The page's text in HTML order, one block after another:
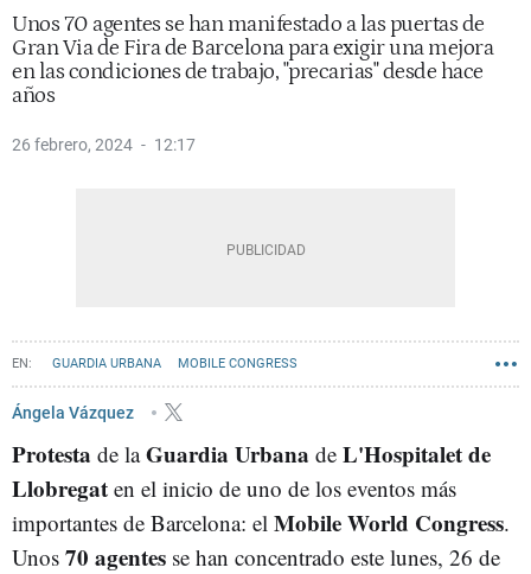
Unos 70 agentes se han manifestado a las puertas de
Gran Via de Fira de Barcelona para exigir una mejora
en las condiciones de trabajo, "precarias" desde hace
años
26 febrero, 2024 12:17
GUARDIA URBANA MOBILE CONGRESS
L'HOSPITALET DE LLOBREGAT
Ángela Vázquez
Protesta de laGuardia Urbana de L'Hospitalet de
Llobregat en el inicio de uno de los eventos más
importantes de Barcelona: el Mobile World Congress.
Unos 70 agentes se han concentrado este lunes, 26 de